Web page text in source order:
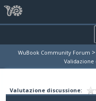
WuBook Community Forum >
Valutazione discussione: